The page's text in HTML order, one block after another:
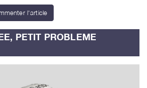
l'article
PETIT PROBLEME